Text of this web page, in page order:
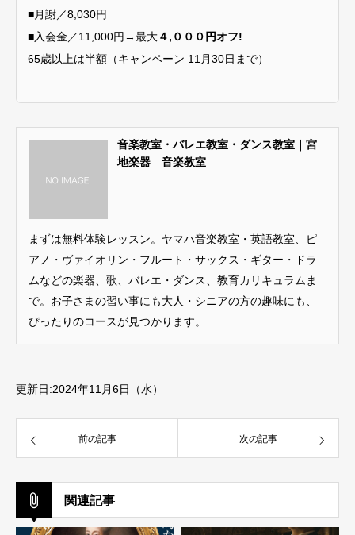
■月謝／8,030円
■入会金／11,000円→最大４,０００円オフ!
65歳以上は半額（キャンペーン 11月30日まで）
音楽教室・バレエ教室・ダンス教室｜宮
地楽器 音楽教室
まずは無料体験レッスン。ヤマハ音楽教室・英語教室、ピ
アノ・ヴァイオリン・フルート・サックス・ギター・ドラ
ムなどの楽器、歌、バレエ・ダンス、教育カリキュラムま
で。お子さまの習い事にも大人・シニアの方の趣味にも、
ぴったりのコースが見つかります。
更新日:2024年11月6日（水）
前の記事 次の記事
関連記事